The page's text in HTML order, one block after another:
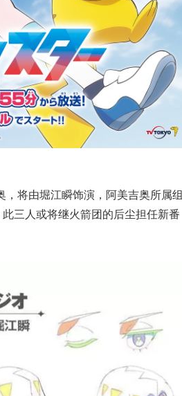
，将由堀江瞬饰演，阿美吉奥所属组
三人或将继火箭团的后尘担任新番